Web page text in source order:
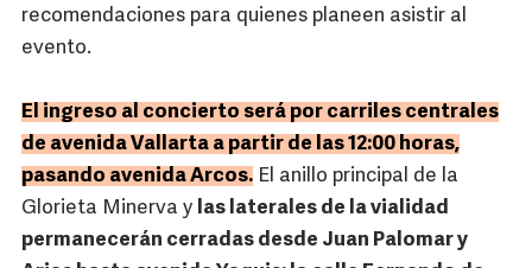
recomendaciones para quienes planeen asistir al
evento.
El ingreso al concierto será por carriles centrales
de avenida Vallarta a partir de las 12:00 horas,
pasando avenida Arcos. El anillo principal de la
Glorieta Minerva y las laterales de la vialidad
permanecerán cerradas desde Juan Palomar y